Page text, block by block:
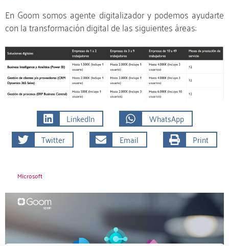
En Goom somos agente digitalizador y podemos ayudarte
con la transformación digital de las siguientes áreas:
LinkedIn
WhatsApp
Twitter
Email Print
Microsoft